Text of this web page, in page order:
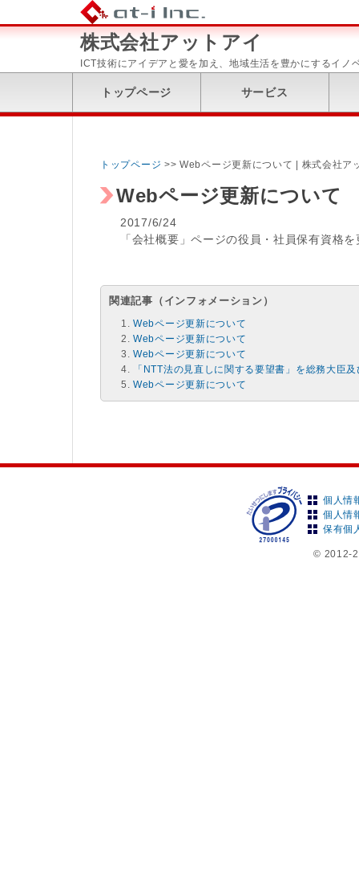
ICT技術にアイデアと愛を加え、地域生活を豊かにするイノ
株式会社アットアイ
トップページ サービス
トップページ >> Webページ更新について | 株式会社ア
Webページ更新について
2017/6/24
「会社概要」ページの役員・社員保有資格
関連記事（インフォメーション）
Webページ更新について
Webページ更新について
Webページ更新について
「NTT法の見直しに関する要望書」を総務大臣
Webページ更新について
個人情
個人情
保有個
© 2012-